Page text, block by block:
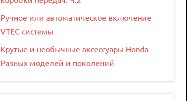
Ручное или автоматическое включение
VTEC системы
Крутые и необычные аксессуары Honda
Разных моделей и поколений